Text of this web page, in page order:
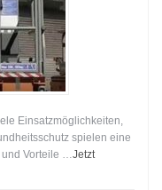
Einsatzmöglichkeiten,
spielen eine
Vorteile … Jetzt